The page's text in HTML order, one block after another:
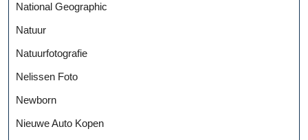
National Geographic
Natuur
Natuurfotografie
Nelissen Foto
Newborn
Nieuwe Auto Kopen